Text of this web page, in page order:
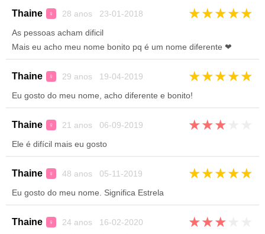
Thaine ♀ 28 anos 23-01-2018 ★★★★★
As pessoas acham dificil
Mais eu acho meu nome bonito pq é um nome diferente ❤
Thaine ♀ 29 anos 19-04-2019 ★★★★★
Eu gosto do meu nome, acho diferente e bonito!
Thaine ♀ 21 anos 06-09-2019 ★★★
Ele é difícil mais eu gosto
Thaine ♀ 48 anos 05-11-2019 ★★★★★
Eu gosto do meu nome. Significa Estrela
Thaine ♀ 24 anos 16-02-2020 ★★★